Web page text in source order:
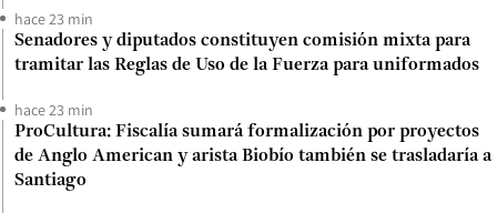
hace 23 min
Senadores y diputados constituyen comisión mixta para
tramitar las Reglas de Uso de la Fuerza para uniformados
hace 23 min
ProCultura: Fiscalía sumará formalización por proyectos
de Anglo American y arista Biobío también se trasladaría a
Santiago